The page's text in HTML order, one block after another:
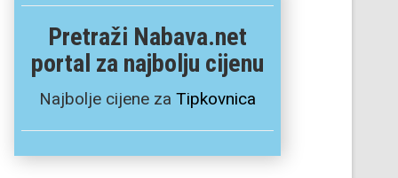
Pretraži Nabava.net
portal za najbolju cijenu
Najbolje cijene za Tipkovnica